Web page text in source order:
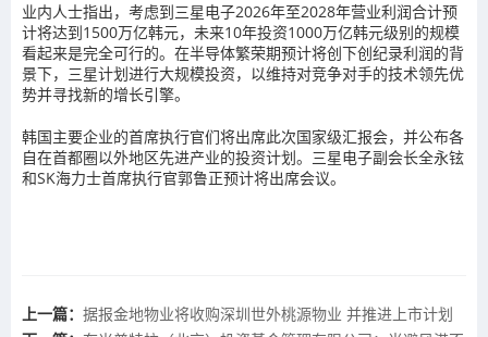
业内人士指出，考虑到三星电子2026年至2028年营业利润合计预
计将达到1500万亿韩元，未来10年投资1000万亿韩元级别的规模
看起来是完全可行的。在半导体繁荣期预计将创下创纪录利润的背
景下，三星计划进行大规模投资，以维持对竞争对手的技术领先优
势并寻找新的增长引擎。
韩国主要企业的首席执行官们将出席此次国家级汇报会，并公布各
自在首都圈以外地区先进产业的投资计划。三星电子副会长全永铉
和SK海力士首席执行官郭鲁正预计将出席会议。
上一篇： 据报金地物业将收购深圳世外桃源物业 并推进上市计划